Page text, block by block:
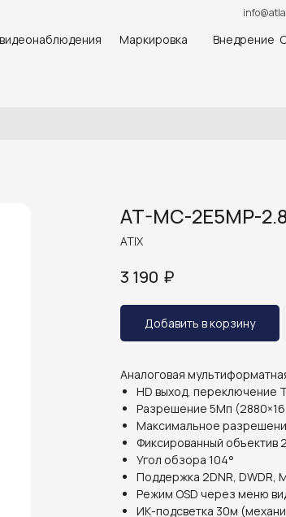
Маркировка Внедрение
AT-MC-2E5MP-
ATIX
3 190 ₽
Добавить в корзину
Аналоговая
HD выход, переключение
Разрешение 5Мп
Максимальное
Фиксированный объектив
Угол обзора 104°
Поддержка 2DNR, DWDR,
Режим OSD через меню
ИК-подсветка 30м